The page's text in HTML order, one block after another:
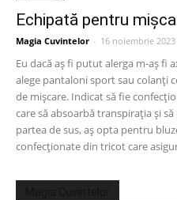
Echipată pentru
Magia Cuvintelor - 16 noiembrie 2023
Eu dacă aș fi putut alerga m-aș fi
alege pantaloni sport sau colanți
de mișcare. Indicat să fie
care să absoarbă transpirația și
partea de sus, aș opta pentru
confecționate din tricot care